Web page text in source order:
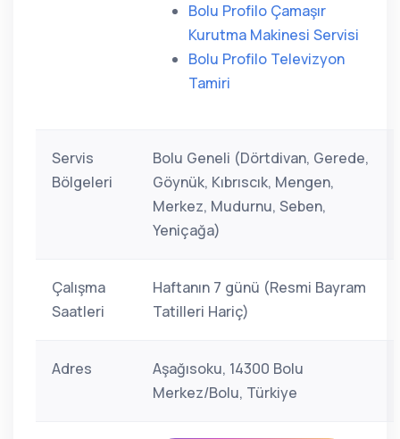
Bolu Profilo Çamaşır
Kurutma Makinesi Servisi
Bolu Profilo Televizyon
Tamiri
Servis
Bölgeleri
Bolu Geneli (Dörtdivan, Gerede,
Göynük, Kıbrıscık, Mengen,
Merkez, Mudurnu, Seben,
Yeniçağa)
Çalışma
Saatleri
Haftanın 7 günü (Resmi Bayram
Tatilleri Hariç)
Adres
Aşağısoku, 14300 Bolu
Merkez/Bolu, Türkiye